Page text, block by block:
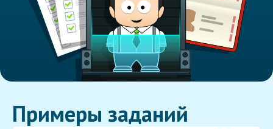
Примеры заданий